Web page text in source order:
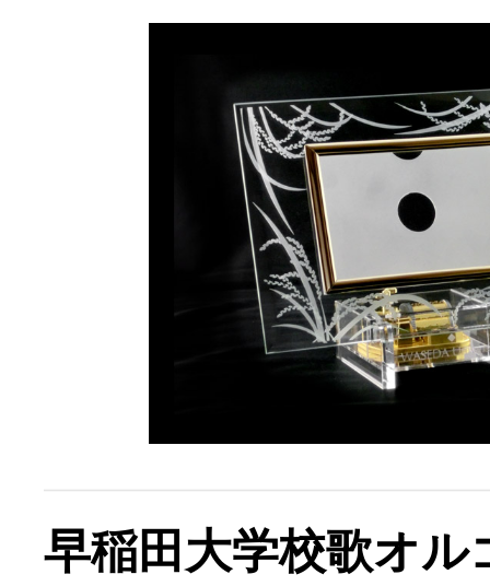
早稲田大学校歌オ